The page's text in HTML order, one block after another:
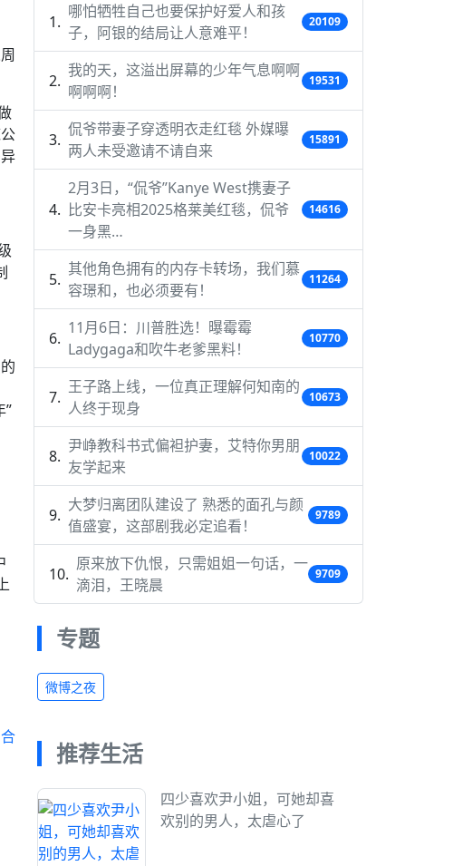
”
哪怕牺牲自己也要保护好爱人和孩
子，阿银的结局让人意难平！
20109
我的天，这溢出屏幕的少年气息啊啊
啊啊啊！
19531
侃爷带妻子穿透明衣走红毯 外媒曝
两人未受邀请不请自来
15891
2月3日，“侃爷”Kanye West携妻子
比安卡亮相2025格莱美红毯，侃爷
一身黑…
14616
其他角色拥有的内存卡转场，我们慕
容璟和，也必须要有！
11264
11月6日：川普胜选！曝霉霉
Ladygaga和吹牛老爹黑料！
10770
王子路上线，一位真正理解何知南的
人终于现身
10673
尹峥教科书式偏袒护妻，艾特你男朋
友学起来
10022
大梦归离团队建设了 熟悉的面孔与颜
值盛宴，这部剧我必定追看！
9789
原来放下仇恨，只需姐姐一句话，一
滴泪，王晓晨
9709
专题
微博之夜
推荐生活
四少喜欢尹小姐，可她却喜
欢别的男人，太虐心了